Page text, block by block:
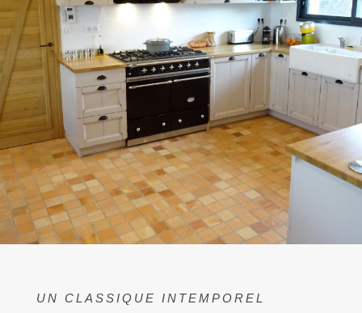
UN CLASSIQUE INTEMPOREL